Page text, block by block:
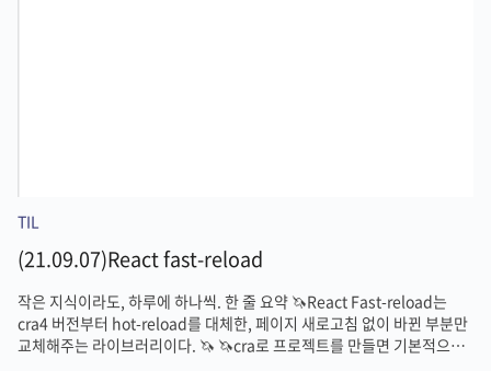
TIL
(21.09.07)React fast-reload
작은 지식이라도, 하루에 하나씩. 한 줄 요약 🦄React Fast-reload는
cra4 버전부터 hot-reload를 대체한, 페이지 새로고침 없이 바뀐 부분만
교체해주는 라이브러리이다. 🦄 🦄cra로 프로젝트를 만들면 기본적으로